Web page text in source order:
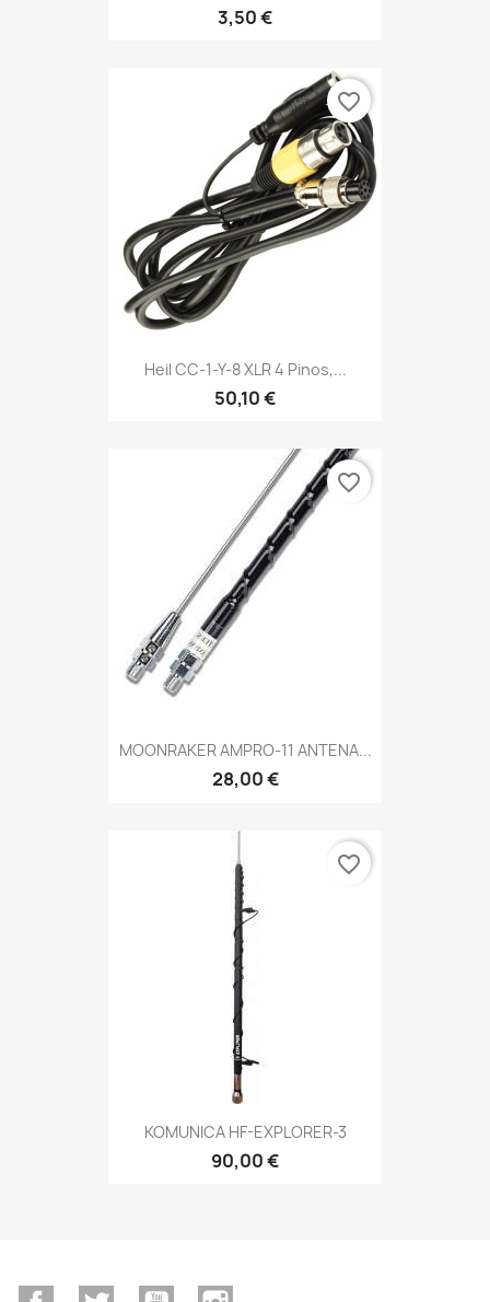
3,50 €
Heil CC-1-Y-8 XLR 4 Pinos,...
50,10 €
favorite_border
MOONRAKER AMPRO-11 ANTENA...
28,00 €
favorite_border
KOMUNICA HF-EXPLORER-3
90,00 €
favorite_border
FacebookTwitter YouTube